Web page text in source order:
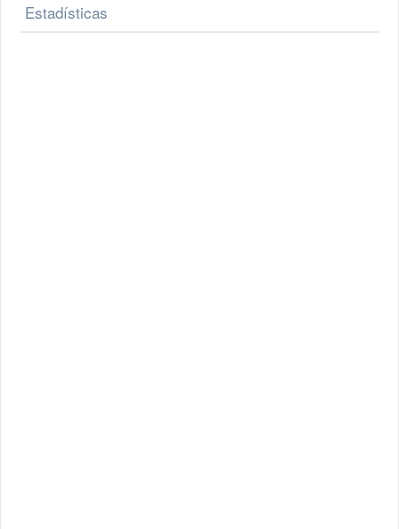
Estadísticas